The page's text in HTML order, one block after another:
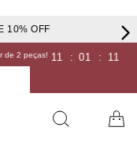
10% OFF
de 2 peças! 11 : 01 :
10